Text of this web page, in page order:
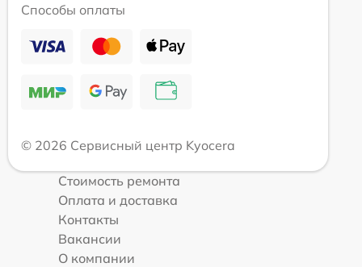
Способы оплаты
© 2026 Сервисный центр Kyocera
Стоимость ремонта
Оплата и доставка
Контакты
Вакансии
О компании